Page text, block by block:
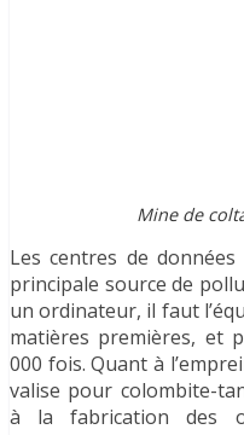
Mine de
Les centres de
principale source de
un ordinateur, il faut
matières premières, et
000 fois. Quant à
valise pour colombite-
à la fabrication des